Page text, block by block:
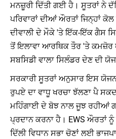
ਮਨਜ਼ੂਰੀ ਦਿੱਤੀ ਗਈ ਹੈ। ਸੂਤਰਾਂ ਨੇ
ਪਰਿਵਾਰਾਂ ਦੀਆਂ ਔਰਤਾਂ ਜਿਨ੍ਹਾਂ
ਦੀਵਾਲੀ ਦੇ ਮੌਕੇ 'ਤੇ ਇੱਕ-ਇੱਕ ਗੈਸ
ਤੋਂ ਇਲਾਵਾ ਆਰਥਿਕ ਤੌਰ 'ਤੇ ਕਮਜ਼ੋਰ
ਸਬਸਿਡੀ ਵਾਲਾ ਸਿਲੰਡਰ ਦੇਣ ਦੀ
ਸਰਕਾਰੀ ਸੂਤਰਾਂ ਅਨੁਸਾਰ ਇਸ
ਰੁਪਏ ਦਾ ਵਾਧੂ ਖਰਚਾ ਝੱਲਣਾ ਪੈ
ਮਹਿੰਗਾਈ ਦੇ ਬੋਝ ਨਾਲ ਜੂਝ ਰਹੀਆਂ
ਪ੍ਰਦਾਨ ਕਰਨਾ ਹੈ। EWS ਔਰਤਾਂ
ਦਿੱਲੀ ਵਿਧਾਨ ਸਭਾ ਚੋਣਾਂ ਲਈ